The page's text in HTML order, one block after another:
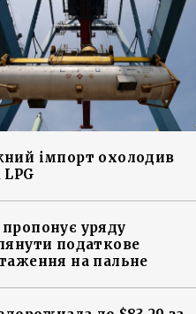
імпорт охолодив
уряду
податкове
на пальне